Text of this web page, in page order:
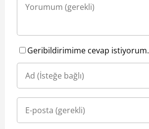
Geribildirimime cevap istiyorum.